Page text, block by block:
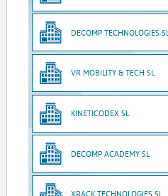
DECOMP TECHNOLOGIES SL
VR MOBILITY & TECH SL
KINETICODEX SL
DECOMP ACADEMY SL
XRACK TECHNOLOGIES SL